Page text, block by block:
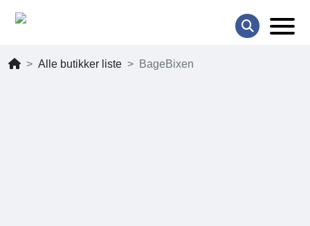
Alle butikker liste BageBixen